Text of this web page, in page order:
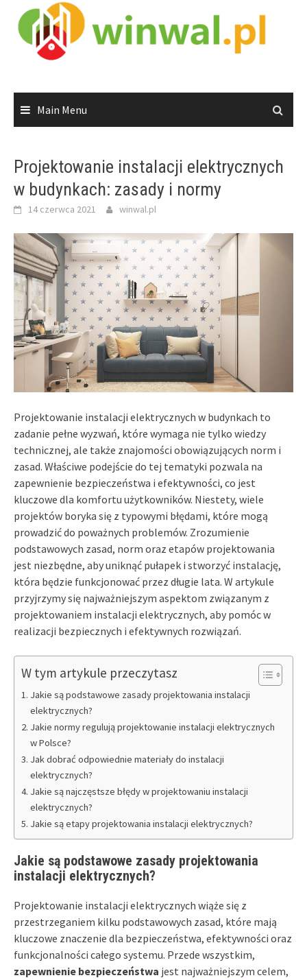
content
Main Menu
Projektowanie instalacji elektrycznych
w budynkach: zasady i normy
14 czerwca 2021 winwal.pl
Projektowanie instalacji elektrycznych w budynkach to
zadanie pełne wyzwań, które wymaga nie tylko wiedzy
technicznej, ale także znajomości obowiązujących norm i
zasad. Właściwe podejście do tej tematyki pozwala na
zapewnienie bezpieczeństwa i efektywności, co jest
kluczowe dla komfortu użytkowników. Niestety, wiele
projektów boryka się z typowymi błędami, które mogą
prowadzić do poważnych problemów. Zrozumienie
podstawowych zasad, norm oraz etapów projektowania
jest niezbędne, aby uniknąć pułapek i stworzyć instalację,
która będzie funkcjonować przez długie lata. W artykule
przyjrzymy się najważniejszym aspektom związanym z
projektowaniem instalacji elektrycznych, aby pomóc w
realizacji bezpiecznych i efektywnych rozwiązań.
W tym artykule przeczytasz
Jakie są podstawowe zasady projektowania instalacji
elektrycznych?
Jakie normy regulują projektowanie instalacji elektrycznych
w Polsce?
Jak dobrać odpowiednie materiały do instalacji
elektrycznych?
Jakie są najczęstsze błędy w projektowaniu instalacji
elektrycznych?
Jakie są etapy projektowania instalacji elektrycznych?
Jakie są podstawowe zasady projektowania
instalacji elektrycznych?
Projektowanie instalacji elektrycznych wiąże się z
przestrzeganiem kilku podstawowych zasad, które mają
kluczowe znaczenie dla bezpieczeństwa, efektywności oraz
funkcjonalności całego systemu. Przede wszystkim,
zapewnienie bezpieczeństwa jest najważniejszym celem,